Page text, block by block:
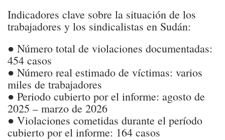
Indicadores clave sobre la situación de los
trabajadores y los sindicalistas en Sudán:
● Número total de violaciones documentadas:
454 casos
● Número real estimado de víctimas: varios
miles de trabajadores
● Periodo cubierto por el informe: agosto de
2025 – marzo de 2026
● Violaciones cometidas durante el período
cubierto por el informe: 164 casos